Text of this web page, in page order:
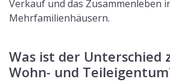
Verkauf und das Zusammenleben
Mehrfamilienhäusern.
Was ist der Unterschied
Wohn- und